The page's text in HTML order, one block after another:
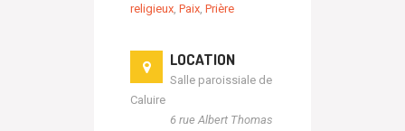
religieux Paix Prière
LOCATION
Salle paroissiale de
Caluire
6 rue Albert Thomas